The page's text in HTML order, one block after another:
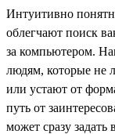
Интуитивно
облегчают поиск
за компьютером.
людям, которые не
или устают от
путь от
может сразу задать